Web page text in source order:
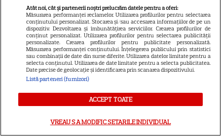
12
Adi Vasile, întâlnire
neașteptată în Los Angeles.
Două românce l-au făcut să se
simtă ca acasă: „Superb!”
RECOMANDĂRI
lunii august la Eurosport.
transmise în direct
Atât noi, cât și partenerii noștri prelucrăm datele pentru a oferi:
Măsurarea performanței reclamelor. Utilizarea profilurilor pentru selectarea
conținutului personalizat. Stocarea și/sau accesarea informațiilor de pe un
dispozitiv. Dezvoltarea și îmbunătățirea serviciilor. Crearea profilurilor de
conținut personalizat. Utilizarea profilurilor pentru selectarea publicității
personalizate. Crearea profilurilor pentru publicitate personalizată.
Măsurarea performanței conținutului. Înțelegerea publicului prin statistici
sau combinații de date din surse diferite. Utilizarea datelor limitate pentru a
selecta conținutul. Utilizarea de date limitate pentru a selecta publicitatea.
Date precise de geolocație și identificarea prin scanarea dispozitivului.
Listă parteneri (furnizori)
ACCEPT TOATE
VREAU SA MODIFIC SETARILE INDIVIDUAL